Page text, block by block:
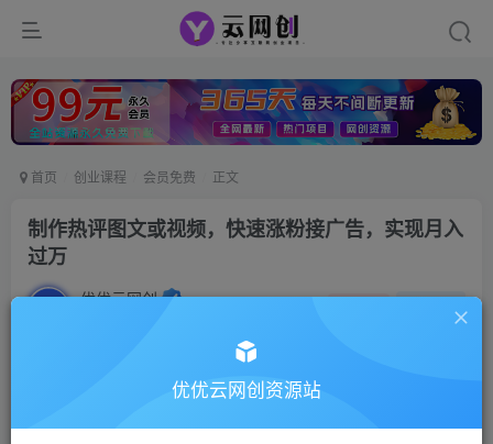
首页 创业课程 会员免费 正文
制作热评图文或视频，快速涨粉接广告，实现月入
过万
优优云网创 私信
优优云网创资源站